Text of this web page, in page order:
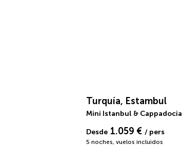
Turquía, Estambul
Mini Istanbul & Cappadocia
Desde 1.059 € / pers
5 noches, vuelos incluidos